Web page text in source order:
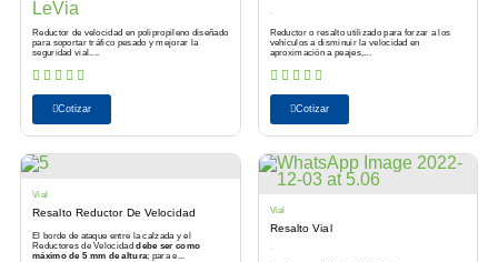
LeVia
Reductor de velocidad en polipropileno diseñado
para soportar tráfico pesado y mejorar la
seguridad vial....
Cotizar
Reductor o resalto utilizado para forzar a los
vehículos a disminuir la velocidad en
aproximación a peajes,...
Cotizar
Vial
Resalto Reductor De Velocidad
El borde de ataque entre la calzada y el
Reductores de Velocidaddebe ser como
máximo de 5 mm de altura; para e...
Vial
Resalto Vial